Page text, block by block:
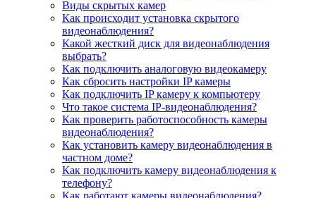
Виды скрытых камер
Как происходит установка скрытого
видеонаблюдения?
Какой жесткий диск для видеонаблюдения
выбрать?
Как подключить аналоговую видеокамеру
Как сбросить настройки IP камеры
Как подключить IP камеру к компьютеру
Что такое система IP-видеонаблюдения?
Как проверить работоспособность камеры
видеонаблюдения?
Как установить камеру видеонаблюдения в
частном доме?
Как подключить камеру видеонаблюдения к
телефону?
Как работают камеры видеонаблюдения?